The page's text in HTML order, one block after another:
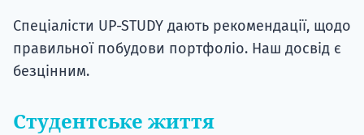
Спеціалісти UP-STUDY дають рекомендації, щодо
правильної побудови портфоліо. Наш досвід є
безцінним.
Студентське життя